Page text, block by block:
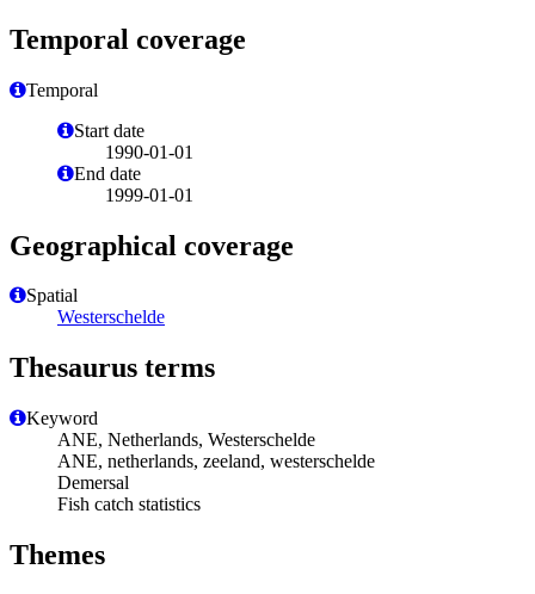
Temporal coverage
Temporal
Start date
1990-01-01
End date
1999-01-01
Geographical coverage
Spatial
Westerschelde
Thesaurus terms
Keyword
ANE, Netherlands, Westerschelde
ANE, netherlands, zeeland, westerschelde
Demersal
Fish catch statistics
Themes